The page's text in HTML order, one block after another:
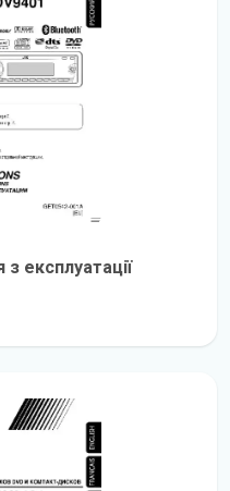
з експлуатації